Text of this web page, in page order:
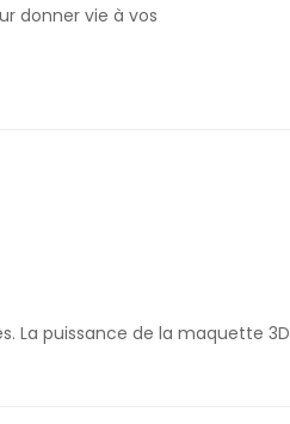
donner vie à vos
La puissance de la maquette 3D